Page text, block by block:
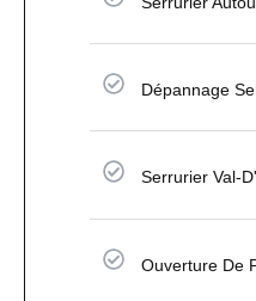
Dépannage
Serrurier Val-
Ouverture De